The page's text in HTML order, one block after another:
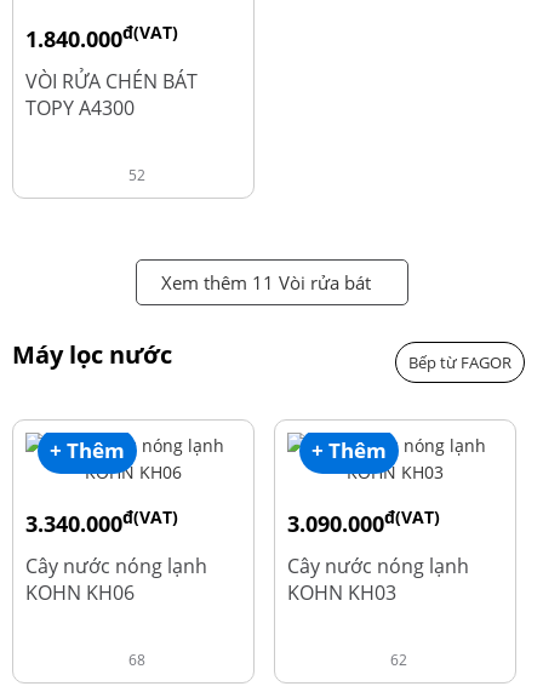
1.840.000đ(VAT)
2.450.000
VÒI RỬA CHÉN BÁT
TOPY A4300
52
Xem thêm 11 Vòi rửa bát
Máy lọc nước Bếp từ FAGOR
+ Thêm
3.340.000đ(VAT)
4.550.000
Cây nước nóng lạnh
KOHN KH06
68
+ Thêm
3.090.000đ(VAT)
3.690.000
Cây nước nóng lạnh
KOHN KH03
62